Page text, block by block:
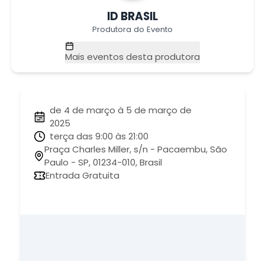
ID BRASIL
Produtora do Evento
Mais eventos desta produtora
de 4 de março à 5 de março de
2025
terça das 9:00 às 21:00
Praça Charles Miller, s/n - Pacaembu, São
Paulo - SP, 01234-010, Brasil
Entrada Gratuita